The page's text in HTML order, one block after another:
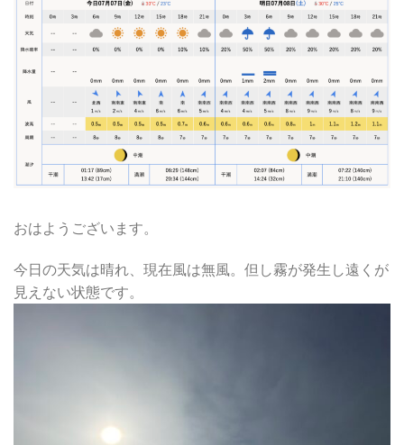
おはようございます。
今日の天気は晴れ、現在風は無風。但し霧が発生し遠くが
見えない状態です。